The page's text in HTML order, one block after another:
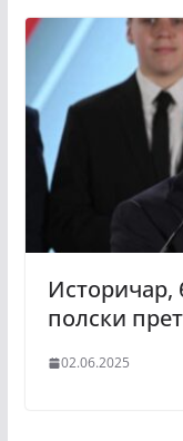
Историчар,
полски
02.06.2025